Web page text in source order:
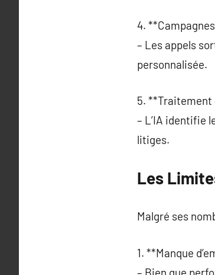
4.
– Les appels
personnalisée.
5.
– L’IA identifie
litiges.
Les
Malgré ses
1. **Manque
– Bien que